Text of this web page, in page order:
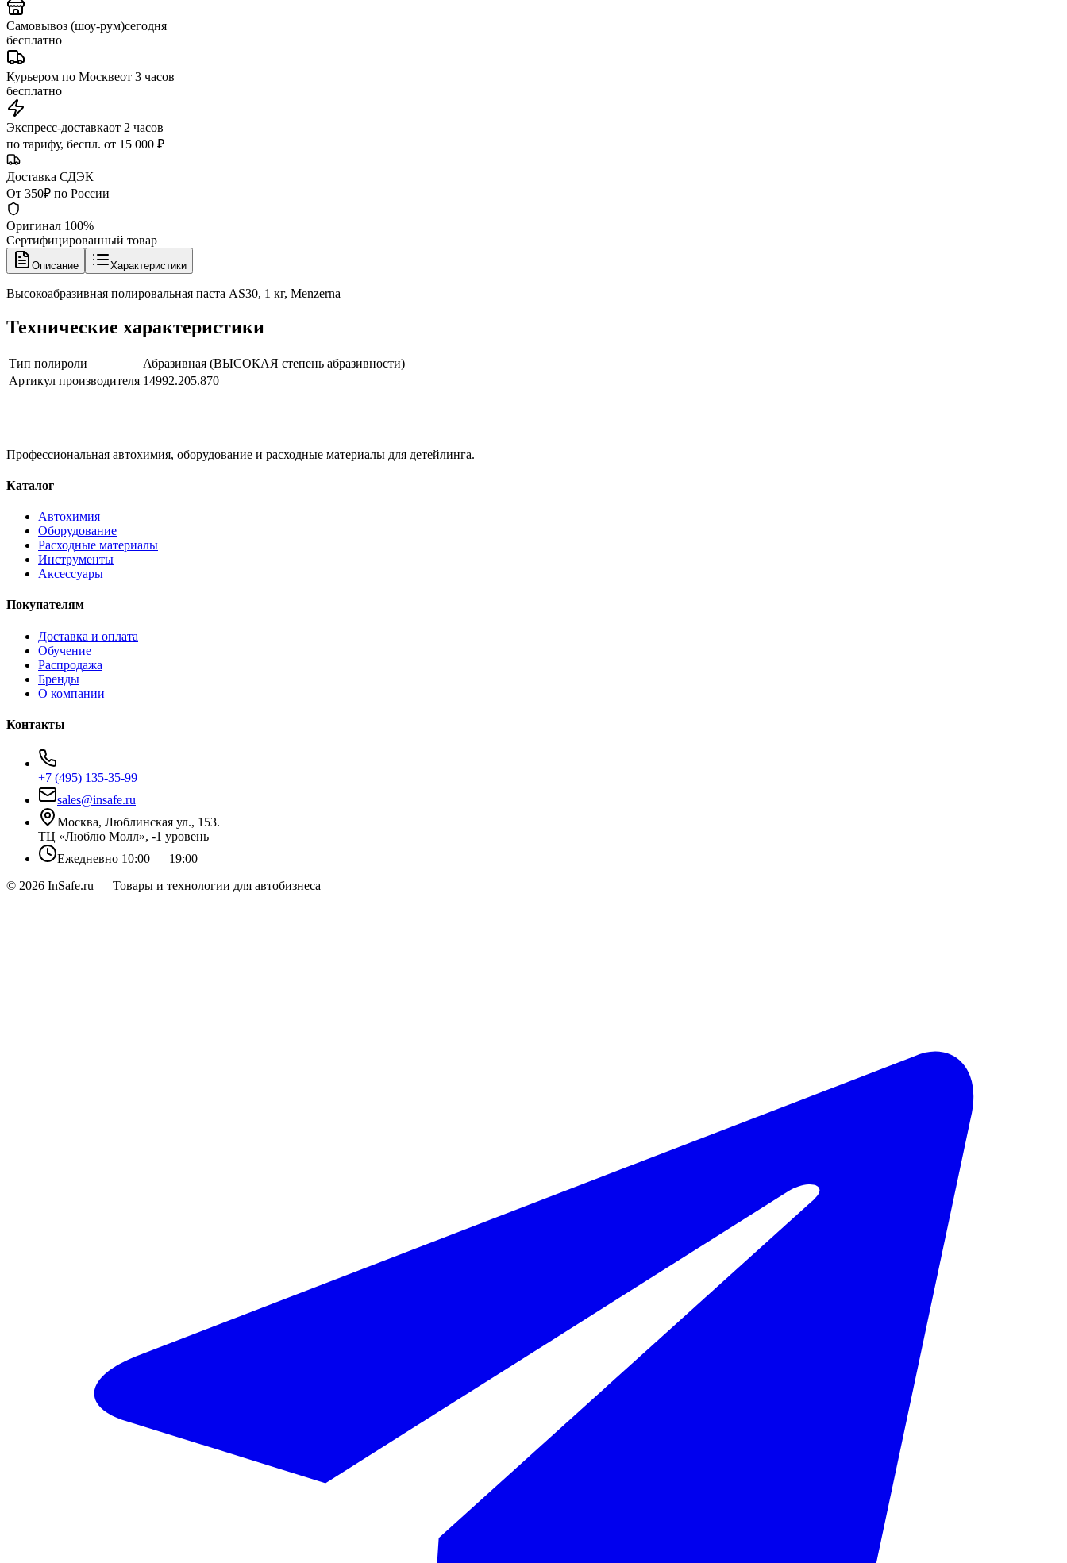
Самовывоз (шоу-рум)сегодня
бесплатно
Курьером по Москвеот 3 часов
бесплатно
Экспресс-доставкаот 2 часов
по тарифу, беспл. от 15 000 ₽
Доставка СДЭК
От 350₽ по России
Оригинал 100%
Сертифицированный товар
Описание Характеристики
Высокоабразивная полировальная паста AS30, 1 кг, Menzerna
Технические характеристики
Тип полироли
Абразивная (ВЫСОКАЯ степень абразивности)
Артикул производителя 14992.205.870
Профессиональная автохимия, оборудование и расходные материалы для детейлинга.
Каталог
Автохимия
Оборудование
Расходные материалы
Инструменты
Аксессуары
Покупателям
Доставка и оплата
Обучение
Распродажа
Бренды
О компании
Контакты
+7 (495) 135-35-99
sales@insafe.ru
Москва, Люблинская ул., 153.
ТЦ «Люблю Молл», -1 уровень
Ежедневно 10:00 — 19:00
© 2026 InSafe.ru — Товары и технологии для автобизнеса